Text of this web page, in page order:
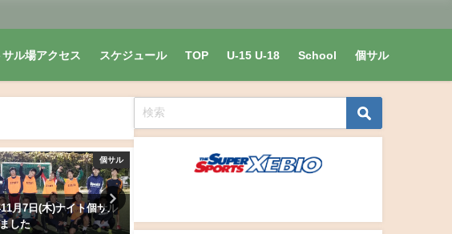
サル場アクセス スケジュール TOP U-15 U-18 School 個サル
個サル
月7日(木)ナイト個サル
した
アスリートスクール
ール【動画あり】
Verglantz vs Ligacao vs